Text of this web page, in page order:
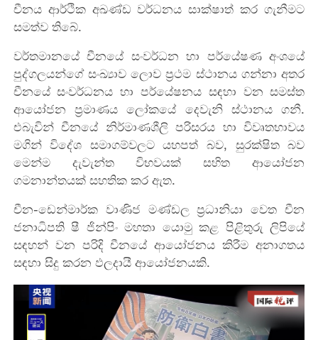
චීනය ආර්ථික අඛණ්ඩ වර්ධනය සාක්ෂාත් කර ගැනීමට
සමත්ව තිබේ.
වර්තමානයේ චීනයේ සංවර්ධන හා පර්යේෂණ අං‍‍ශයේ
පුද්ගලයන්ගේ සංඛ්‍යාව ලොව ප්‍රථම ස්ථානය ගන්නා අතර
චීනයේ සංවර්ධනය හා පර්යේෂනය සඳහා වන සමස්ත
ආයෝජන ප්‍රමාණය ලෝක‍යේ දෙවැනි ස්ථානය ගනී.
එබැවින් චීනයේ නිර්මාණශීලි පරිසරය හා විවෘතභාවය
මගින් විදේශ සමාගම්වලට යහපත් බව, සුරක්ෂිත බව
මෙන්ම දැවැන්ත විභවයක් සහිත ආයෝජන
ගමනාන්තයක් සහතික කර ඇත.
චීන-ඩෙන්මාර්ක වාණිජ මණ්ඩල ප්‍රධානියා වෙත චීන
ජනාධිපති ෂී ජින්පිං මහතා යොමු කළ පිළිතුරු ලිපියේ
සඳහන් වන පරිදි චීනයේ ආයෝජනය කිරීම අනාගතය
සඳහා සිදු කරන ඵලදායී ආයෝජනයකි.